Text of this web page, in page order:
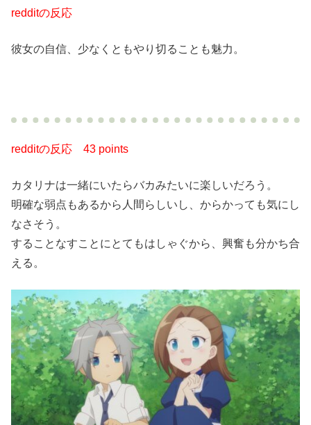
redditの反応
彼女の自信、少なくともやり切ることも魅力。
redditの反応 43 points
カタリナは一緒にいたらバカみたいに楽しいだろう。
明確な弱点もあるから人間らしいし、からかっても気にし
なさそう。
することなすことにとてもはしゃぐから、興奮も分かち合
える。